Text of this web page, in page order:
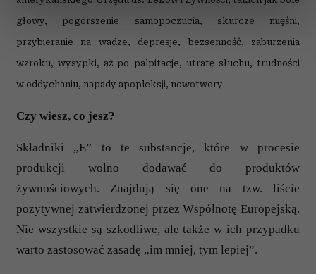
dane są przetwarzane oraz ustaw własne preferencje w
sekcji szczegółów. W Deklaracji plików cookie możesz
zmienić lub wycofać swoją zgodę w dowolnej chwili.
i reklam, aby oferować funkcje społecznościowe i
korzystasz z naszej witryny, udostępniamy partnerom
społecznościowym, reklamowym i analitycznym.
Partnerzy mogą połączyć te informacje z innymi danymi
otrzymanymi od Ciebie lub uzyskanymi podczas
korzystania z ich usług.
głowy, pogorszenie samopoczucia, skurcze mięśni,
przybieranie na wadze, depresje, bezsenność, zaburzenia
wzroku, wysypki, aż po palpitacje, utratę słuchu, trudności
w oddychaniu, napady apopleksji, nowotwory
Czy wiesz, co jesz?
Składniki „E” to te substancje, które w procesie
produkcji wolno dodawać do produktów
żywnościowych. Znajdują się one na tzw. liście
pozytywnej zatwierdzonej przez Wspólnotę Europejską.
Nie wszystkie są szkodliwe, ale także w ich przypadku
warto zastosować zasadę „im mniej, tym lepiej”.